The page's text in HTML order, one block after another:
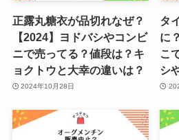
wegoやド
値段やブ
出荷調整
売ってる
正露丸糖衣が品切れなぜ？
【2024】ヨドバシやコンビ
ニで売ってる？値段は？キ
ョクトウと大幸の違いは？
2024年10月28日
タ
に
こ
シ